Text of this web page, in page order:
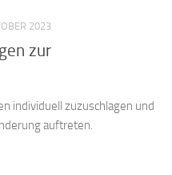
2023
zur
individuell zuzuschlagen und
auftreten.